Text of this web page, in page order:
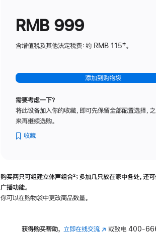
RMB 999
含增值税及其他法定税费：约 RMB 115‡。
添加到购物袋
需要考虑一下？
将此设备加入你的收藏，即可先保留全部配置选择，
来再继续选购。
收藏
购买两只可组建立体声组合脚
²；多加几只放在家中各处，还
广播功能。
你可以在购物袋中更改商品数量。
获得购买帮助， 立即在线交流(在 或致电 400-